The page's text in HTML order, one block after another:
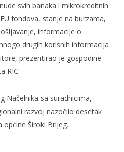
svih banaka i mikrokreditnih
fondova, stanje na burzama,
informacije o
drugih korisnih informacija
prezentirao je gospodine
RIC.
Načelnika sa suradnicima,
razvoj nazočilo desetak
općine Široki Brijeg.